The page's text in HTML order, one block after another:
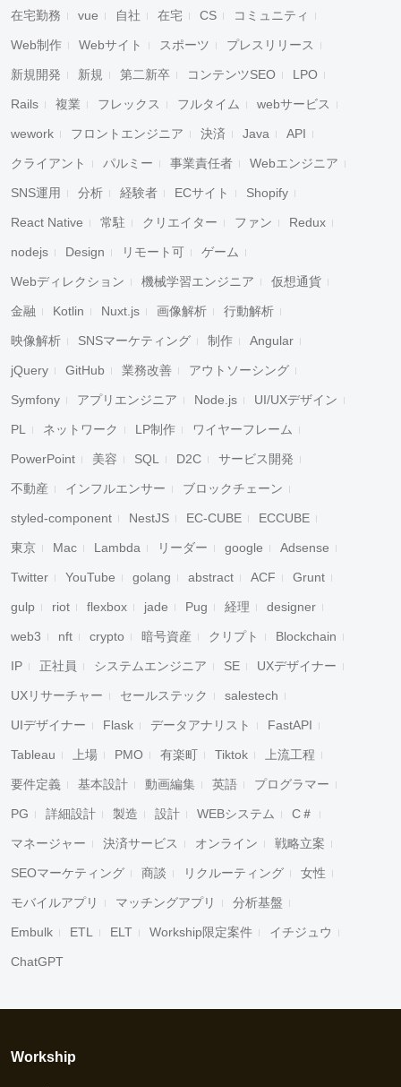
在宅勤務 vue 自社 在宅 CS コミュニティ
Web制作 Webサイト スポーツ プレスリリース
新規開発 新規 第二新卒 コンテンツSEO LPO
Rails 複業 フレックス フルタイム webサービス
wework フロントエンジニア 決済 Java API
クライアント パルミー 事業責任者 Webエンジニア
SNS運用 分析 経験者 ECサイト Shopify
React Native 常駐 クリエイター ファン Redux
nodejs Design リモート可 ゲーム
Webディレクション 機械学習エンジニア 仮想通貨
金融 Kotlin Nuxt.js 画像解析 行動解析
映像解析 SNSマーケティング 制作 Angular
jQuery GitHub 業務改善 アウトソーシング
Symfony アプリエンジニア Node.js UI/UXデザイン
PL ネットワーク LP制作 ワイヤーフレーム
PowerPoint 美容 SQL D2C サービス開発
不動産 インフルエンサー ブロックチェーン
styled-component NestJS EC-CUBE ECCUBE
東京 Mac Lambda リーダー google Adsense
Twitter YouTube golang abstract ACF Grunt
gulp riot flexbox jade Pug 経理 designer
web3 nft crypto 暗号資産 クリプト Blockchain
IP 正社員 システムエンジニア SE UXデザイナー
UXリサーチャー セールステック salestech
UIデザイナー Flask データアナリスト FastAPI
Tableau 上場 PMO 有楽町 Tiktok 上流工程
要件定義 基本設計 動画編集 英語 プログラマー
PG 詳細設計 製造 設計 WEBシステム C＃
マネージャー 決済サービス オンライン 戦略立案
SEOマーケティング 商談 リクルーティング 女性
モバイルアプリ マッチングアプリ 分析基盤
Embulk ETL ELT Workship限定案件 イチジュウ
ChatGPT
Workship